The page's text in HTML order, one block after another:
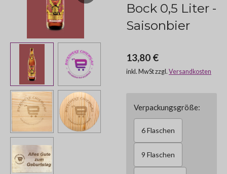
Bock 0,5 Liter -
Saisonbier
13,80 €
inkl. MwSt zzgl. Versandkosten
Verpackungsgröße:
6 Flaschen
9 Flaschen